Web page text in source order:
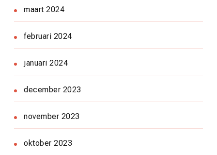
maart 2024
februari 2024
januari 2024
december 2023
november 2023
oktober 2023